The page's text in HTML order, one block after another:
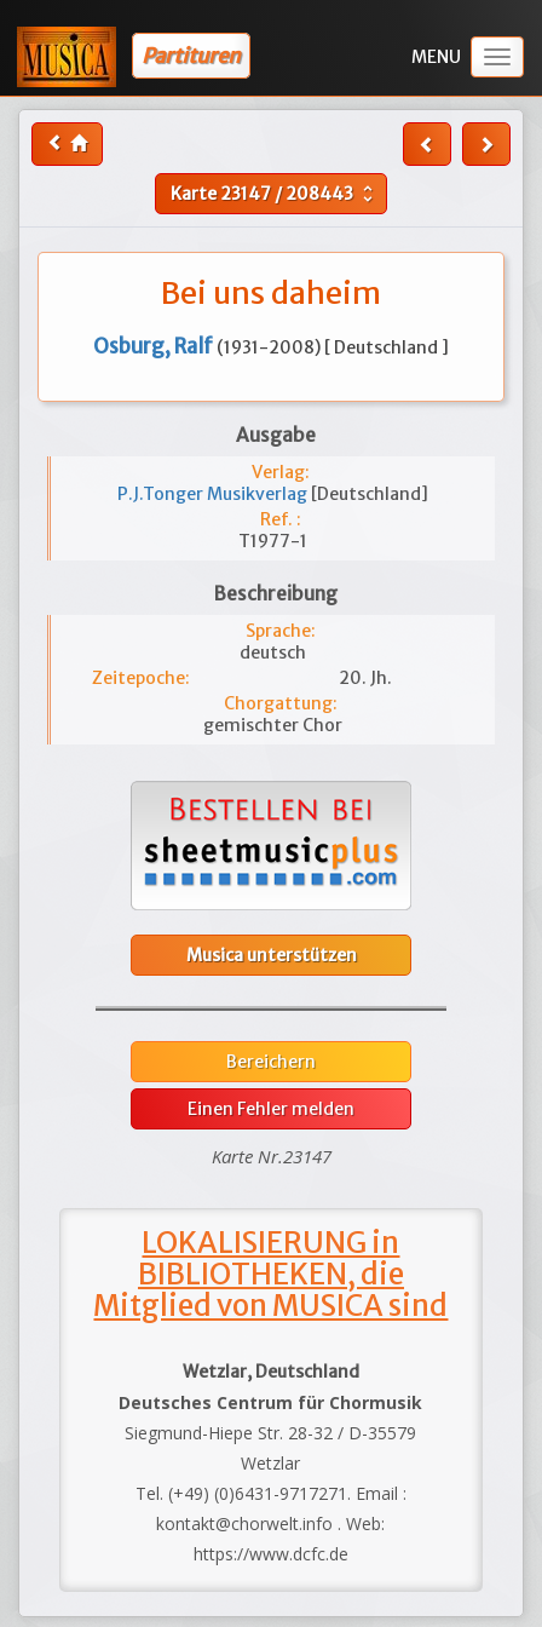
Partituren
Karte23147/208443 unfold_more
Bei uns daheim
Osburg, Ralf (1931-2008) [ Deutschland ]
Ausgabe
Verlag:
P.J.Tonger Musikverlag [Deutschland]
Ref. :
T1977-1
Beschreibung
Sprache:
deutsch
Zeitepoche:
20. Jh.
Chorgattung:
gemischter Chor
Musica unterstützen
Bereichern
Einen Fehler melden
Karte Nr.23147
LOKALISIERUNG in
BIBLIOTHEKEN, die
Mitglied von MUSICA sind
Wetzlar, Deutschland
Deutsches Centrum für Chormusik
Siegmund-Hiepe Str. 28-32 / D-35579
Wetzlar
Tel. (+49) (0)6431-9717271. Email :
kontakt@chorwelt.info . Web:
https://www.dcfc.de